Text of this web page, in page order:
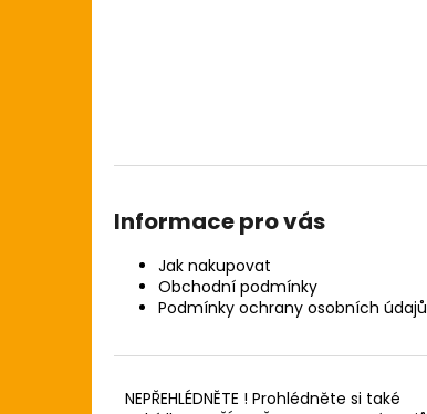
Informace pro vás
Jak nakupovat
Obchodní podmínky
Podmínky ochrany osobních údajů
NEPŘEHLÉDNĚTE ! Prohlédněte si také